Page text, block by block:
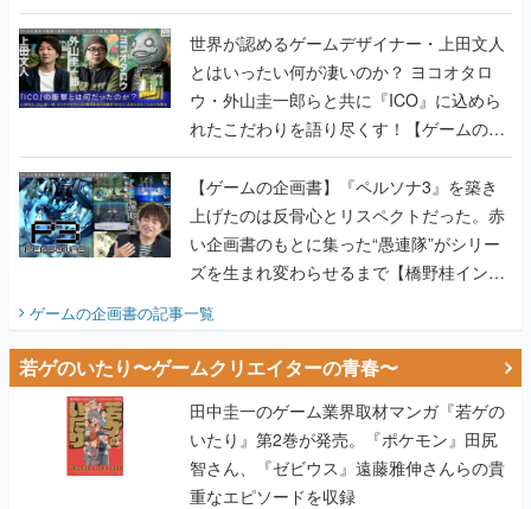
世界が認めるゲームデザイナー・上田文人
とはいったい何が凄いのか？ ヨコオタロ
ウ・外山圭一郎らと共に『ICO』に込めら
れたこだわりを語り尽くす！【ゲームの企
画書】
【ゲームの企画書】『ペルソナ3』を築き
上げたのは反骨心とリスペクトだった。赤
い企画書のもとに集った“愚連隊”がシリー
ズを生まれ変わらせるまで【橋野桂インタ
ゲームの企画書の記事一覧
若ゲのいたり〜ゲームクリエイターの青春〜
田中圭一のゲーム業界取材マンガ『若ゲの
いたり』第2巻が発売。『ポケモン』田尻
智さん、『ゼビウス』遠藤雅伸さんらの貴
重なエピソードを収録